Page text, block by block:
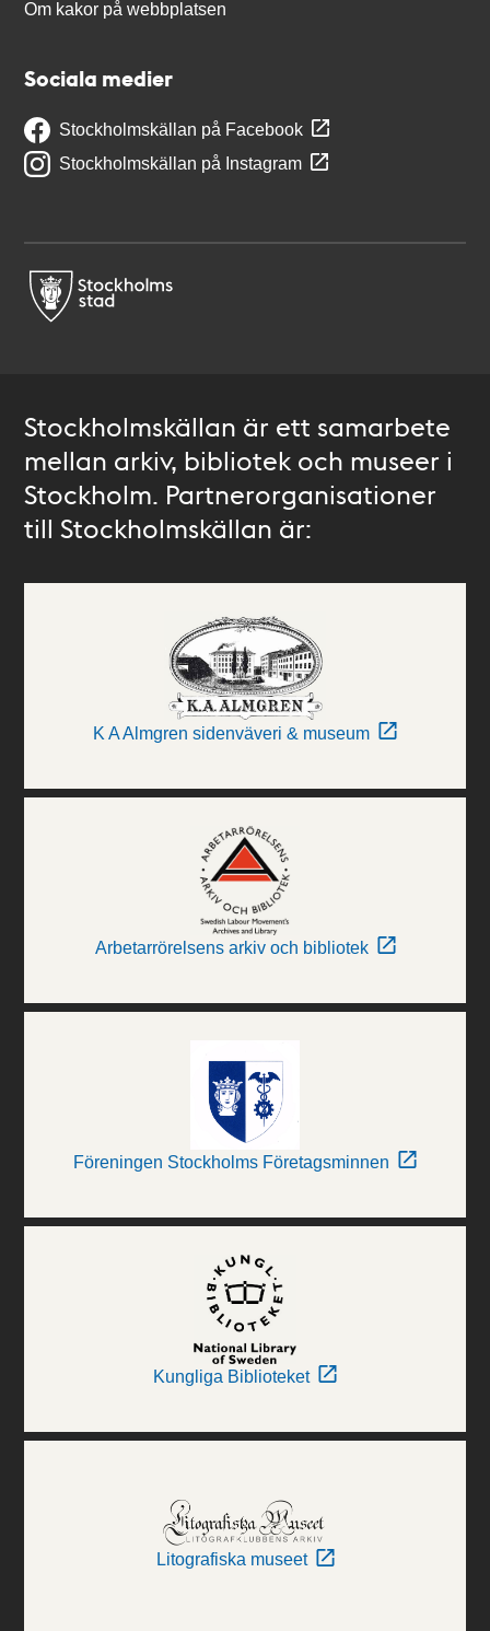
Om kakor på webbplatsen
Sociala medier
Stockholmskällan på Facebook
Stockholmskällan på Instagram
Stockholmskällan är ett samarbete
mellan arkiv, bibliotek och museer i
Stockholm. Partnerorganisationer
till Stockholmskällan är:
K A Almgren sidenväveri & museum
Arbetarrörelsens arkiv och bibliotek
Föreningen Stockholms Företagsminnen
Kungliga Biblioteket
Litografiska museet